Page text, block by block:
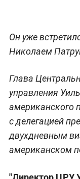
Он уже
Николаем
Глава
управления
американского
с делегацией
двухдневным
американском